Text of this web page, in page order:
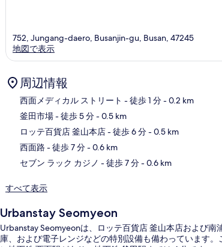
752, Jungang-daero, Busanjin-gu, Busan, 47245
地図で表示
周辺情報
西面メディカル ストリート - 徒歩 1 分- 0.2 km
釜田市場- 徒歩 5 分- 0.5 km
ロッテ百貨店 釜山本店- 徒歩 6 分- 0.5 km
西面路 - 徒歩 7 分- 0.6 km
セブン ラック カジノ - 徒歩 7 分- 0.6 km
すべて表示
Urbanstay Seomyeon
Urbanstay Seomyeonは、ロッテ百貨店 釜山本店および
庫、および電子レンジなどの特別設備も備わっています